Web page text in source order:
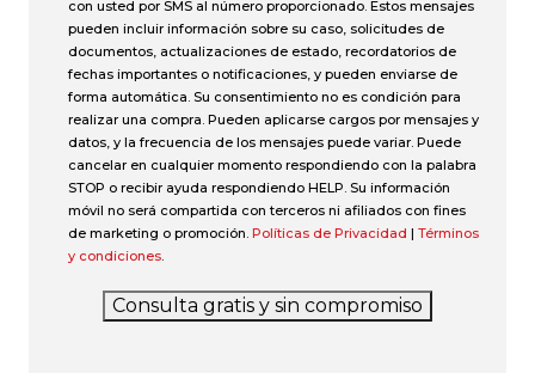
con usted por SMS al número proporcionado. Estos mensajes
pueden incluir información sobre su caso, solicitudes de
documentos, actualizaciones de estado, recordatorios de
fechas importantes o notificaciones, y pueden enviarse de
forma automática. Su consentimiento no es condición para
realizar una compra. Pueden aplicarse cargos por mensajes y
datos, y la frecuencia de los mensajes puede variar. Puede
cancelar en cualquier momento respondiendo con la palabra
STOP o recibir ayuda respondiendo HELP. Su información
móvil no será compartida con terceros ni afiliados con fines
de marketing o promoción. Políticas de Privacidad | Términos
y condiciones.
Consulta gratis y sin compromiso